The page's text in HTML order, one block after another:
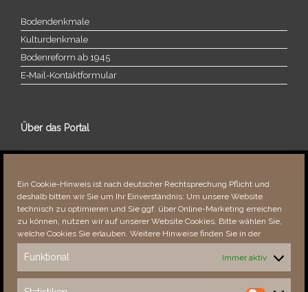
Ein Cookie-Hinweis ist nach deutscher Rechtsprechung Pflicht und
deshalb bitten wir Sie um Ihr Einverständnis: Um unsere Website
technisch zu optimieren und Sie ggf. über Online-Marketing erreichen
zu können, nutzen wir auf unserer Website Cookies. Bitte wählen Sie,
welche Cookies Sie erlauben. Weitere Hinweise finden Sie in der
Funktional Immer aktiv
Bodendenkmale
Kulturdenkmale
Bodenreform ab 1945
E‑Mail-​​Kontaktformular
Über das Portal
Über dieses Portal
Fehler bemerkt?
Besucher seit 08/​2021